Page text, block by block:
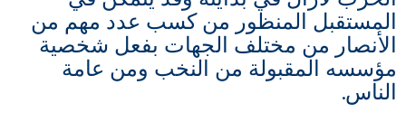
المستقبل المنظور من كسب عدد مهم من
الأنصار من مختلف الجهات بفعل شخصية
مؤسسه المقبولة من النخب ومن عامة
الناس.